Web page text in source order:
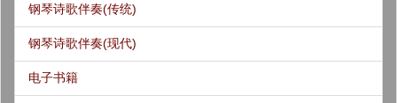
钢琴诗歌伴奏(传统)
钢琴诗歌伴奏(现代)
电子书籍